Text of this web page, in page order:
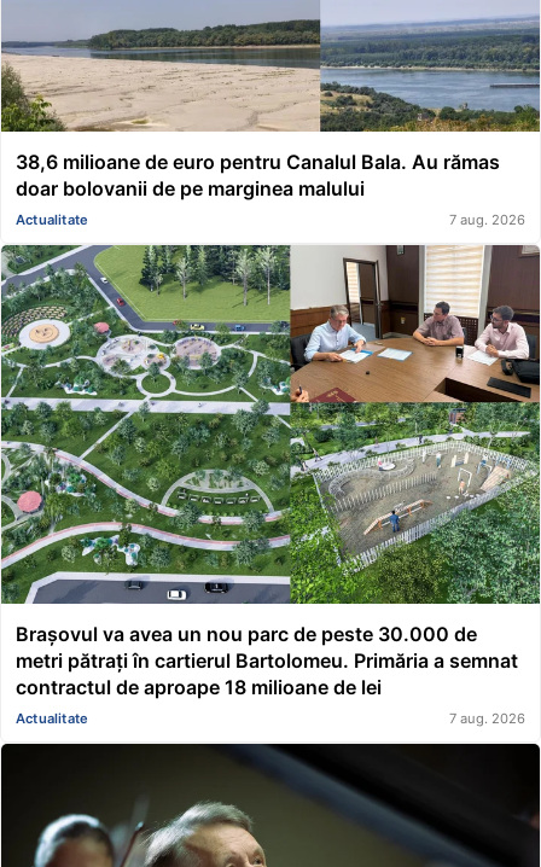
38,6 milioane de euro pentru Canalul Bala. Au rămas
doar bolovanii de pe marginea malului
Actualitate 7 aug. 2026
Brașovul va avea un nou parc de peste 30.000 de
metri pătrați în cartierul Bartolomeu. Primăria a semnat
contractul de aproape 18 milioane de lei
Actualitate 7 aug. 2026